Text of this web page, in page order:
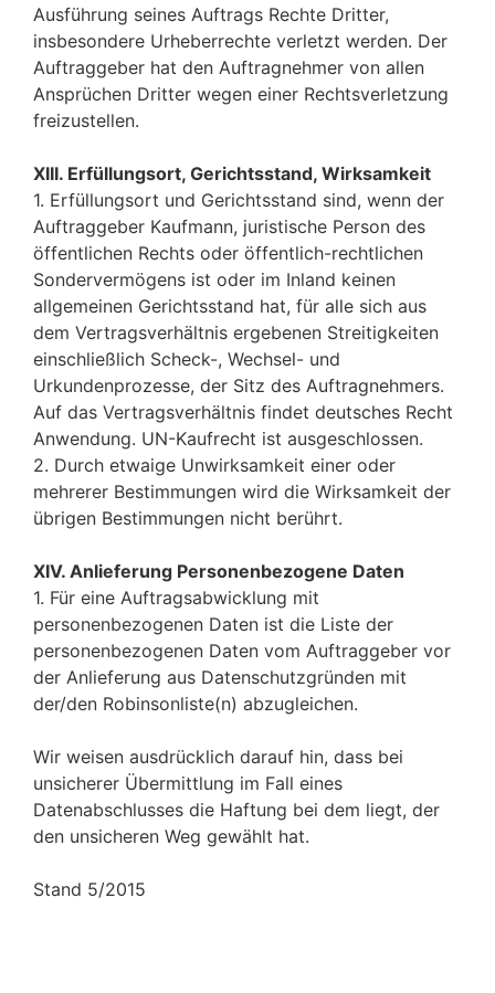
Ausführung seines Auftrags Rechte Dritter,
insbesondere Urheberrechte verletzt werden. Der
Auftraggeber hat den Auftragnehmer von allen
Ansprüchen Dritter wegen einer Rechtsverletzung
freizustellen.
XIII. Erfüllungsort, Gerichtsstand, Wirksamkeit
1. Erfüllungsort und Gerichtsstand sind, wenn der
Auftraggeber Kaufmann, juristische Person des
öffentlichen Rechts oder öffentlich-rechtlichen
Sondervermögens ist oder im Inland keinen
allgemeinen Gerichtsstand hat, für alle sich aus
dem Vertragsverhältnis ergebenen Streitigkeiten
einschließlich Scheck-, Wechsel- und
Urkundenprozesse, der Sitz des Auftragnehmers.
Auf das Vertragsverhältnis findet deutsches Recht
Anwendung. UN-Kaufrecht ist ausgeschlossen.
2. Durch etwaige Unwirksamkeit einer oder
mehrerer Bestimmungen wird die Wirksamkeit der
übrigen Bestimmungen nicht berührt.
XIV. Anlieferung Personenbezogene Daten
1. Für eine Auftragsabwicklung mit
personenbezogenen Daten ist die Liste der
personenbezogenen Daten vom Auftraggeber vor
der Anlieferung aus Datenschutzgründen mit
der/den Robinsonliste(n) abzugleichen.
Wir weisen ausdrücklich darauf hin, dass bei
unsicherer Übermittlung im Fall eines
Datenabschlusses die Haftung bei dem liegt, der
den unsicheren Weg gewählt hat.
Stand 5/2015